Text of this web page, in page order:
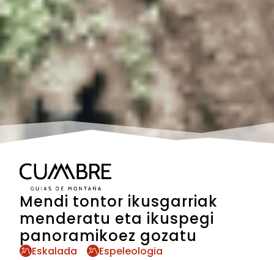
Mendi tontor ikusgarriak
menderatu eta ikuspegi
panoramikoez gozatu
Eskalada
Espeleologia